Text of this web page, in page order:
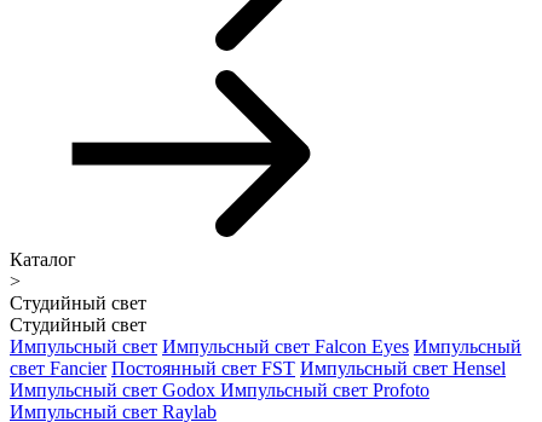
Каталог
>
Студийный свет
Студийный свет
Импульсный свет Импульсный свет Falcon Eyes Импульсный
свет Fancier Постоянный свет FST Импульсный свет Hensel
Импульсный свет Godox Импульсный свет Profoto
Импульсный свет Raylab